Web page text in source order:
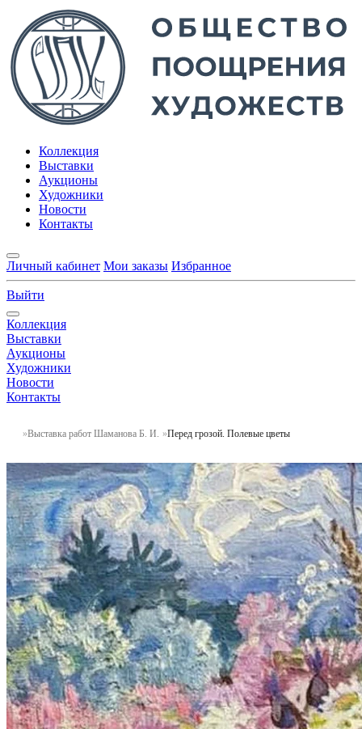
Коллекция
Выставки
Аукционы
Художники
Новости
Контакты
Личный кабинет Мои заказы Избранное
Выйти
Коллекция
Выставки
Аукционы
Художники
Новости
Контакты
Выставка работ Шаманова Б. И. Перед грозой. Полевые цветы